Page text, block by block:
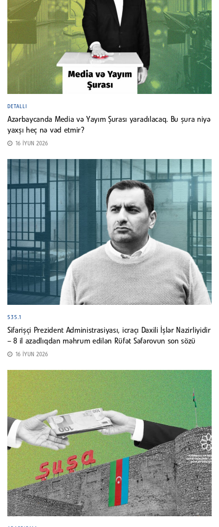
DETALLI
Azərbaycanda Media və Yayım Şurası yaradılacaq. Bu şura niyə
yaxşı heç nə vəd etmir?
16 İYUN 2026
535.1
Sifarişçi Prezident Administrasiyası, icraçı Daxili İşlər Nazirliyidir
– 8 il azadlıqdan məhrum edilən Rüfət Səfərovun son sözü
16 İYUN 2026